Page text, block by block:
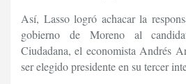
Así, Lasso logró achacar la
gobierno de Moreno al
Ciudadana, el economista Andrés
ser elegido presidente en su tercer